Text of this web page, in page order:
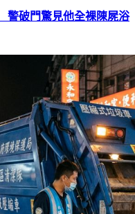
破門驚見他全裸陳屍浴